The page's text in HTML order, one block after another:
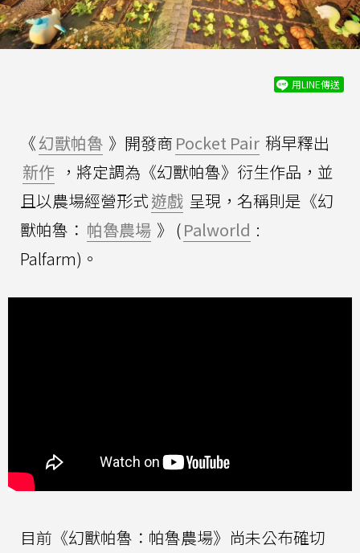
用LINE傳送
《幻獸帕魯 》開發商 Pocket Pair 稍早釋出
新作 ，將定調為《幻獸帕魯》衍生作品，並
且以農場經營形式遊戲 呈現，名稱則是《幻
獸帕魯： 帕魯農場 》 (Palworld :
Palfarm)。
目前《幻獸帕魯：帕魯農場》尚未公布確切